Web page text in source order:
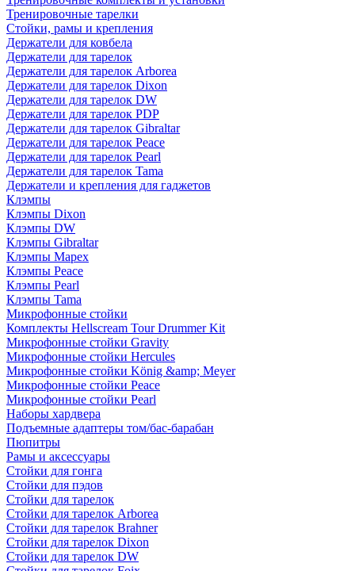
Тренировочные тарелки
Стойки, рамы и крепления
Держатели для ковбела
Держатели для тарелок
Держатели для тарелок Arborea
Держатели для тарелок Dixon
Держатели для тарелок DW
Держатели для тарелок PDP
Держатели для тарелок Gibraltar
Держатели для тарелок Peace
Держатели для тарелок Pearl
Держатели для тарелок Tama
Держатели и крепления для гаджетов
Клэмпы
Клэмпы Dixon
Клэмпы DW
Клэмпы Gibraltar
Клэмпы Mapex
Клэмпы Peace
Клэмпы Pearl
Клэмпы Tama
Микрофонные стойки
Комплекты Hellscream Tour Drummer Kit
Микрофонные стойки Gravity
Микрофонные стойки Hercules
Микрофонные стойки König &amp; Meyer
Микрофонные стойки Peace
Микрофонные стойки Pearl
Наборы хардвера
Подъемные адаптеры том/бас-барабан
Пюпитры
Рамы и аксессуары
Стойки для гонга
Стойки для пэдов
Стойки для тарелок
Стойки для тарелок Arborea
Стойки для тарелок Brahner
Стойки для тарелок Dixon
Стойки для тарелок DW